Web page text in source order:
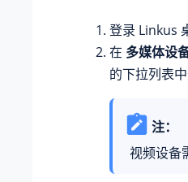
登录 Linkus
在 多媒体设
的下拉列表
注：
视频设备